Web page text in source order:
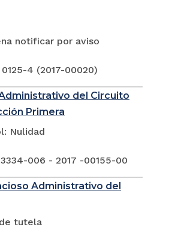
notificar por aviso
4 (2017-00020)
del Circuito
Primera
Nulidad
006 - 2017 -00155-00
Administrativo del
tutela